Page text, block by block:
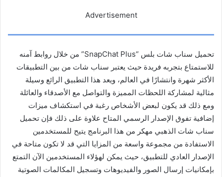
Advertisement
تحميل سناب شات بلس
“SnapChat Plus” من خلال روابط آمنه
للاستمتاع بتجربه فريدة حيث يعتبر سناب شات من بين التطبيقات
الأكثر شهرة وانتشارًا في العالم، ويعد هذا التطبيق الرائع وسيلة
مثالية لمشاركة اللحظات المميزة والتواصل مع الأصدقاء والعائلة
ومع ذلك قد يكون لبعض الأشخاص رغبة في استكشاف ميزات
إضافية تفوق الإصدار الرسمي المتاح علاوة على ذلك فإن تحميل
سناب شات الذهبي مهكر من هذا البرنامج يتيح للمستخدمين
الاستفادة من مجموعة واسعة من المزايا التي قد لا تكون متاحة في
الإصدار العادي للتطبيق، حيث يمكن لهؤلاء المستخدمين الآن التمتع
بإمكانيات إرسال الصور والفيديوهات وتسجيل المكالمات الصوتية